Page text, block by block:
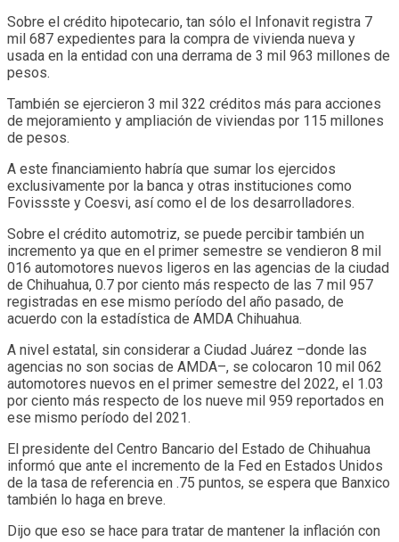
Sobre el crédito hipotecario, tan sólo el Infonavit registra 7
mil 687 expedientes para la compra de vivienda nueva y
usada en la entidad con una derrama de 3 mil 963 millones de
pesos.
También se ejercieron 3 mil 322 créditos más para acciones
de mejoramiento y ampliación de viviendas por 115 millones
de pesos.
A este financiamiento habría que sumar los ejercidos
exclusivamente por la banca y otras instituciones como
Fovissste y Coesvi, así como el de los desarrolladores.
Sobre el crédito automotriz, se puede percibir también un
incremento ya que en el primer semestre se vendieron 8 mil
016 automotores nuevos ligeros en las agencias de la ciudad
de Chihuahua, 0.7 por ciento más respecto de las 7 mil 957
registradas en ese mismo período del año pasado, de
acuerdo con la estadística de AMDA Chihuahua.
A nivel estatal, sin considerar a Ciudad Juárez –donde las
agencias no son socias de AMDA–, se colocaron 10 mil 062
automotores nuevos en el primer semestre del 2022, el 1.03
por ciento más respecto de los nueve mil 959 reportados en
ese mismo período del 2021.
El presidente del Centro Bancario del Estado de Chihuahua
informó que ante el incremento de la Fed en Estados Unidos
de la tasa de referencia en .75 puntos, se espera que Banxico
también lo haga en breve.
Dijo que eso se hace para tratar de mantener la inflación con